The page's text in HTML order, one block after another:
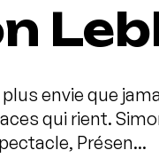
envie que
qui rient.
Présen...